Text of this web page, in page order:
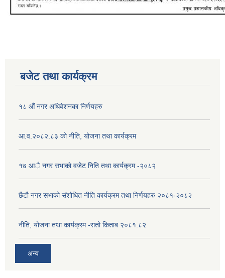
बजेट तथा कार्यक्रम
१८ औं नगर अधिवेशनका निर्णयहरु
आ.व.२०८२.८३ को नीति, योजना तथा कार्यक्रम
१७ आै नगर सभाकाे वजेट निति तथा कार्यक्रम -२०८२
छैटौ नगर सभाको संशोधित नीति कार्यक्रम तथा निर्णयहरु २०८१-२०८२
नीति, योजना तथा कार्यक्रम -रातो किताब २०८१.८२
अन्य